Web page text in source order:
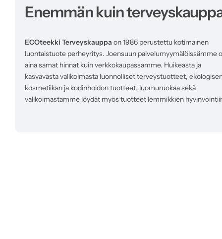
Enemmän kuin
ECOteekki Terveyskauppa on 1986 perustettu kotimainen
luontaistuote perheyritys. Joensuun palvelumyymälöissämme
aina samat hinnat kuin verkkokaupassamme. Huikeasta ja
kasvavasta valikoimasta luonnolliset terveystuotteet,
kosmetiikan ja kodinhoidon tuotteet, luomuruokaa sekä
valikoimastamme löydät myös tuotteet lemmikkien